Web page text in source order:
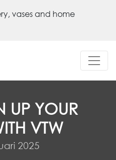
vases and home
UP YOUR
VTW
2025